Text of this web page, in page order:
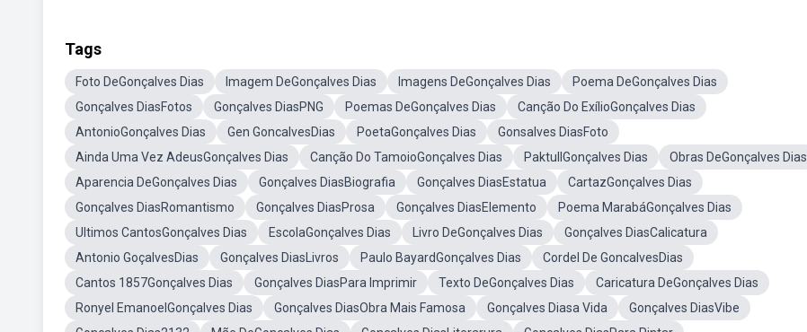
Tags
Foto DeGonçalves Dias Imagem DeGonçalves Dias Imagens DeGonçalves Dias
Poema DeGonçalves Dias
Gonçalves DiasFotos
Gonçalves DiasPNG Poemas DeGonçalves Dias
Canção Do ExílioGonçalves Dias
AntonioGonçalves Dias
Gen GoncalvesDias PoetaGonçalves Dias
Gonsalves DiasFoto
Ainda Uma Vez AdeusGonçalves Dias
Canção Do TamoioGonçalves Dias PaktullGonçalves Dias
Obras DeGonçalves Dias
Aparencia DeGonçalves Dias
Gonçalves DiasBiografia Gonçalves DiasEstatua
CartazGonçalves Dias
Gonçalves DiasRomantismo
Gonçalves DiasProsa Gonçalves DiasElemento
Poema MarabáGonçalves Dias
Ultimos CantosGonçalves Dias
EscolaGonçalves Dias Livro DeGonçalves Dias
Gonçalves DiasCalicatura
Antonio GoçalvesDias
Gonçalves DiasLivros Paulo BayardGonçalves Dias
Cordel De GoncalvesDias
Cantos 1857Gonçalves Dias
Gonçalves DiasPara Imprimir Texto DeGonçalves Dias
Caricatura DeGonçalves Dias
Ronyel EmanoelGonçalves Dias
Gonçalves DiasObra Mais Famosa Gonçalves Diasa Vida
Gonçalves DiasVibe